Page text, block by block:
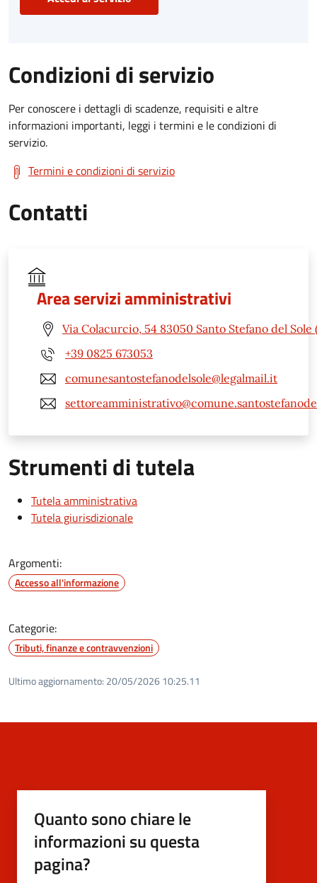
Condizioni di servizio
Per conoscere i dettagli di scadenze, requisiti e altre
informazioni importanti, leggi i termini e le condizioni di
servizio.
Termini e condizioni di servizio
Contatti
Area servizi amministrativi
Via Colacurcio, 54 83050 Santo Stefano del Sole
+39 0825 673053
comunesantostefanodelsole@legalmail.it
Strumenti di tutela
Tutela amministrativa
Tutela giurisdizionale
Argomenti:
Accesso all'informazione
Categorie:
Tributi, finanze e contravvenzioni
Ultimo aggiornamento: 20/05/2026 10:25.11
Quanto sono chiare le
informazioni su questa
pagina?